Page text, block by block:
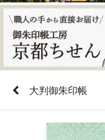
大判御朱印帳